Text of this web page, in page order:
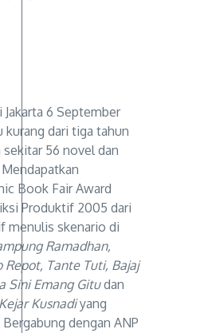
Jakarta 6 September
kurang dari tiga tahun
56 novel dan
Book Fair Award
Produktif 2005 dari
menulis skenario di
Ramadhan,
Tante Tuti, Bajaj
Sini Emang Gitudan
Kejar Kusnadiyang
dengan ANP